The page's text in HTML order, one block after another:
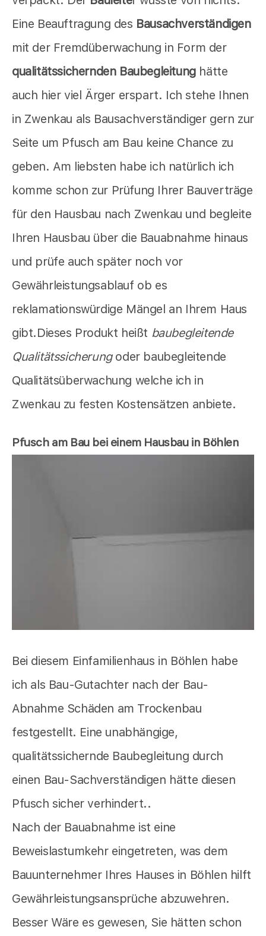
Eine Beauftragung des Bausachverständigen
mit der Fremdüberwachung in Form der
qualitätssichernden Baubegleitunghätte
auch hier viel Ärger erspart. Ich stehe Ihnen
in Zwenkau als Bausachverständiger gern zur
Seite um Pfusch am Bau keine Chance zu
geben. Am liebsten habe ich natürlich ich
komme schon zur Prüfung Ihrer Bauverträge
für den Hausbau nach Zwenkau und begleite
Ihren Hausbau über die Bauabnahme hinaus
und prüfe auch später noch vor
Gewährleistungsablauf ob es
reklamationswürdige Mängel an Ihrem Haus
gibt.Dieses Produkt heißt baubegleitende
Qualitätssicherung oder baubegleitende
Qualitätsüberwachung welche ich in
Zwenkau zu festen Kostensätzen anbiete.
Pfusch am Bau bei einem Hausbau in Böhlen
Bei diesem Einfamilienhaus in Böhlen habe
ich als Bau-Gutachter nach der Bau-
Abnahme Schäden am Trockenbau
festgestellt. Eine unabhängige,
qualitätssichernde Baubegleitung durch
einen Bau-Sachverständigen hätte diesen
Pfusch sicher verhindert..
Nach der Bauabnahme ist eine
Beweislastumkehr eingetreten, was dem
Bauunternehmer Ihres Hauses in Böhlen hilft
Gewährleistungsansprüche abzuwehren.
Besser Wäre es gewesen, Sie hätten schon